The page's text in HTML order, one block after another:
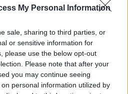
My Personal Information
sale, sharing to third parties, or
or sensitive information for
please use the below opt-out
Please note that after your
you may continue seeing
personal information utilized by